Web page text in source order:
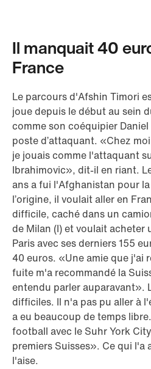
Il manquait 40
France
Le parcours d'Afshin Timori
joue depuis le début au sein
comme son coéquipier
poste d’attaquant. «Chez
je jouais comme l'attaquant
Ibrahimovic», dit-il en riant.
ans a fui l'Afghanistan pour
l’origine, il voulait aller en
difficile, caché dans un
de Milan (I) et voulait
Paris avec ses derniers 155
40 euros. «Une amie que j'ai
fuite m'a recommandé la
entendu parler auparavant».
difficiles. Il n'a pas pu aller à
a eu beaucoup de temps
football avec le Suhr York
premiers Suisses». Ce qui l'a
l'aise.